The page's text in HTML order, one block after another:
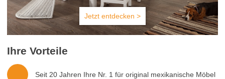
Jetzt entdecken >
Ihre Vorteile
Seit 20 Jahren Ihre Nr. 1 für original mexikanische Möbel